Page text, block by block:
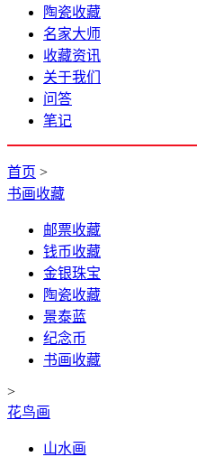
陶瓷收藏
名家大师
收藏资讯
关于我们
问答
笔记
首页 >
书画收藏
邮票收藏
钱币收藏
金银珠宝
陶瓷收藏
景泰蓝
纪念币
书画收藏
>
花鸟画
山水画